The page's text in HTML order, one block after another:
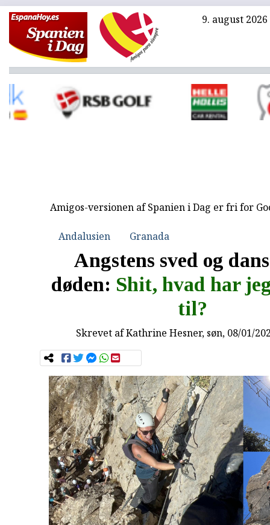
9. august 2026
Amigos-versionen af Spanien i Dag er fri for
Andalusien Granada
Angstens sved og
døden: Shit, hvad har
til?
Skrevet afKathrine Hesner, søn, 08/01/